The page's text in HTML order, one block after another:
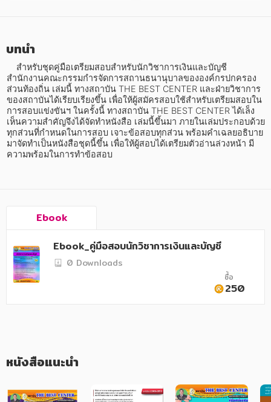
อาหาร สุขภาพ การแพทย์
ศิลปะ บันเทิง กีฬา ท่องเที่ยว
สังคม วัฒนธรรม การปกครอง ศาสนาและปรัชญา
ศาสนา และปรัชญา
กฎหมาย สัญญา ภาษี
ครอบครัว
วรรณกรรม
การเกษตร ชีววิทยา
หนังสือเด็ก
บทนำ
สำนักงานคณะกรรมกำรจัดการสถานธนานุบาลขององค์กรปกครอง
ส่วนท้องถิ่น เล่มนี้ ทางสถาบัน THE BEST CENTER และฝ่ายวิชาการ
ของสถาบันได้เรียบเรียงขึ้น เพื่อให้ผู้สมัครสอบใช้สำหรับเตรียมสอบใน
การสอบแข่งขันฯ ในครั้งนี้ ทางสถาบัน THE BEST CENTER ได้เล็ง
เห็นความสำคัญจึงได้จัดทำหนังสือ เล่มนี้ขึ้นมา ภายในเล่มประกอบด้วย
ทุกส่วนที่กำหนดในการสอบ เจาะข้อสอบทุกส่วน พร้อมคำเฉลยอธิบาย
มาจัดทำเป็นหนังสือชุดนี้ขึ้น เพื่อให้ผู้สอบได้เตรียมตัวอ่านล่วงหน้า มี
ความพร้อมในการทำข้อสอบ
Ebook
Ebook_คู่มือสอบนักวิชาการเงินและบัญชี
0 Downloads
ซื้อ
250
หนังสือแนะนำ